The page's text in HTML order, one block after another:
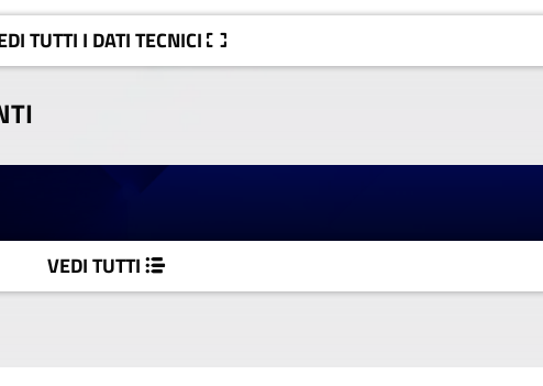
TUTTI I DATITECNICI
VEDI TUTTI